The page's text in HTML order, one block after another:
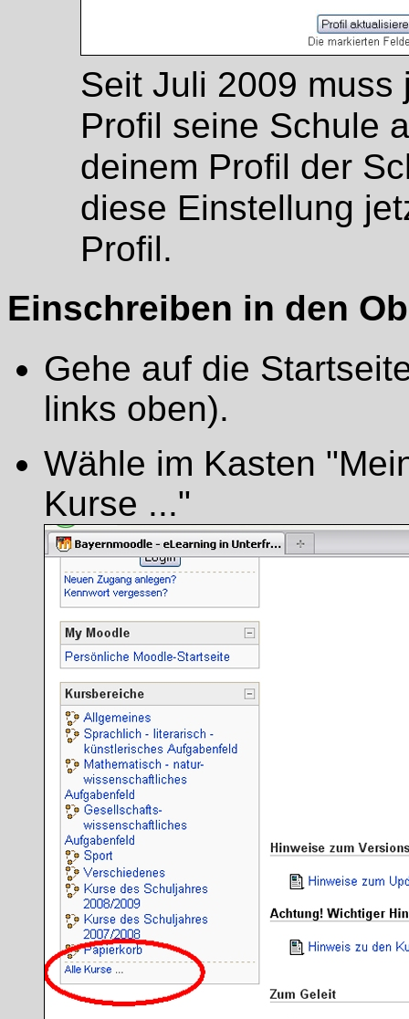
Seit Juli 2009 muss
Profil seine Schule
deinem Profil der
diese Einstellung
Profil.
Einschreiben in den
Gehe auf die
links oben).
Wähle im Kasten
Kurse ..."